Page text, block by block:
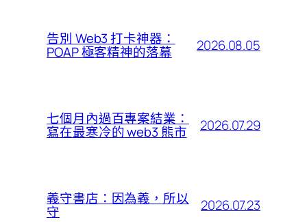
告別 Web3 打卡神器：
POAP 極客精神的落幕 2026.08.05
七個月內過百專案結業：
寫在最寒冷的 web3 熊市 2026.07.29
義守書店：因為義，所以
守 2026.07.23